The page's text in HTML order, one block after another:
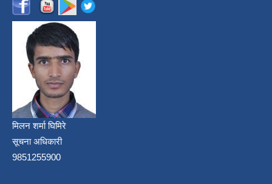
मिलन शर्मा घिमिरे
सूचना अधिकारी
9851255900